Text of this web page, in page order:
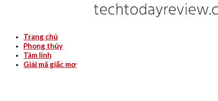
Trang chủ
Phong thủy
Tâm linh
Giải mã giấc mơ